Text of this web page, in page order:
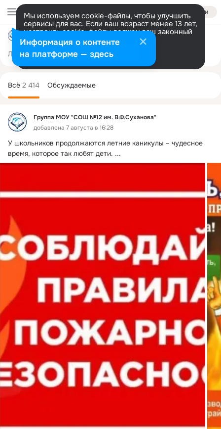
Войти
Мы используем cookie-файлы, чтобы улучшить
сервисы для вас. Если ваш возраст менее 13 лет,
настроить cookie-файлы должен ваш законный
представитель. Больше информации
Разрешить все Настроить
Группа МОУ "СОШ №12 им. В.Ф.Суханова"
Лента Участники 343 Темы 2.4K
Группа МОУ "СОШ №12 им. В.Ф.Суханова"
добавлена 7 августа в 16:28
У школьников продолжаются летние каникулы – чудесное
время, которое так любят дети. ...
колонка
Всё 2 414 Обсуждаемые
Информация о контенте
на платформе — здесь